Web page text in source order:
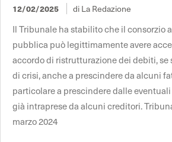
12/02/2025 di La Redazione
Il Tribunale ha stabilito che il consorzio
pubblica può legittimamente avere
accordo di ristrutturazione dei debiti, se
di crisi, anche a prescindere da alcuni
particolare a prescindere dalle
già intraprese da alcuni creditori.
marzo 2024